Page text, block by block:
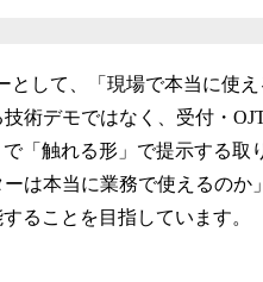
として、「現場で本当に使
術デモではなく、受付・
「触れる形」で提示する取
は本当に業務で使えるのか
ることを目指しています。